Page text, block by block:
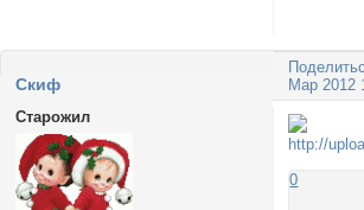
Мар 2012
Cкиф
Старожил
0